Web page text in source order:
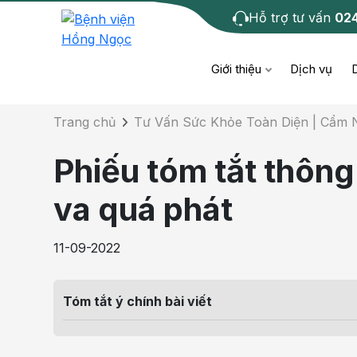
Hỗ trợ tư vấn
Giới thiệu Dịch vụ
Giáo dục sức khỏe
Tầm soát ung thư
Da
Chi tiết bài tư
Trang chủ Tư Vấn Sức Khỏe Toàn Diện | Cẩm
Phiếu tóm tắt
va quá phát
11-09-2022
Tóm tắt ý chính bài viết